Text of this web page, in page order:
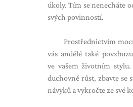
úkoly. Tím se nenecháte
svých povinností.
Prostřednictvím
vás andělé také
ve vašem životním stylu.
duchovně růst, zbavte se
návyků a vykročte ze své